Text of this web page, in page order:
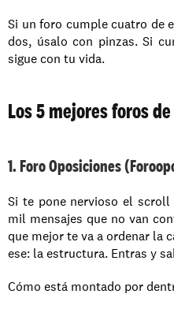
Si un foro cumple cuatro de
dos, úsalo con pinzas. Si
sigue con tu vida.
Los 5 mejores foros
1. Foro Oposiciones
Si te pone nervioso el
mil mensajes que no van
que mejor te va a ordenar la
ese: la estructura. Entras y
Cómo está montado por